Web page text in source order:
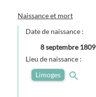
Naissance et mort
Date de naissance :
8 septembre 1809
Lieu de naissance :
Limoges